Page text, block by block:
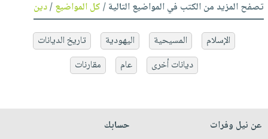
تصفح المزيد من الكتب في المواضيع التالية /كل المواضيع/دين
الإسلام المسيحية اليهودية
تاريخ الديانات
ديانات أخرى
عام مقارنات
عن نيل وفرات
حسابك